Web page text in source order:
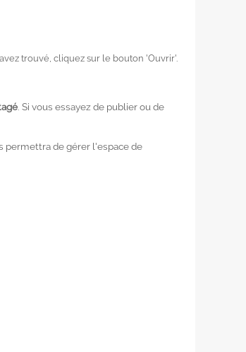
trouvé, cliquez sur le bouton 'Ouvrir'.
. Si vous essayez de publier ou de
permettra de gérer l'espace de